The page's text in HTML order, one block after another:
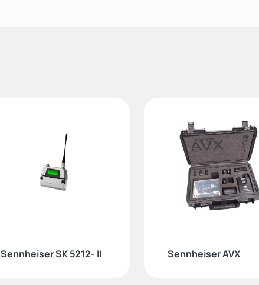
Sennheiser SK 5212- II Sennheiser AVX